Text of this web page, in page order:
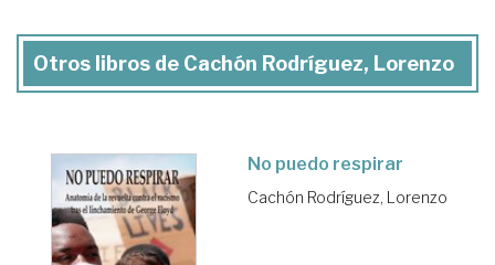
Otros libros de Cachón Rodríguez, Lorenzo
No puedo respirar
Cachón Rodríguez, Lorenzo